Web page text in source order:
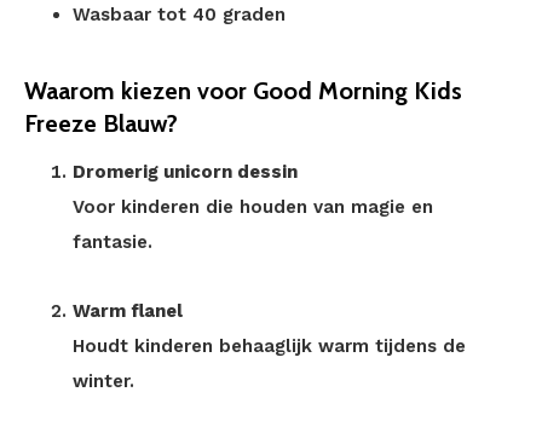
Wasbaar tot 40 graden
Waarom kiezen voor Good Morning Kids
Freeze Blauw?
Dromerig unicorn dessin
Voor kinderen die houden van magie en
fantasie.
Warm flanel
Houdt kinderen behaaglijk warm tijdens de
winter.